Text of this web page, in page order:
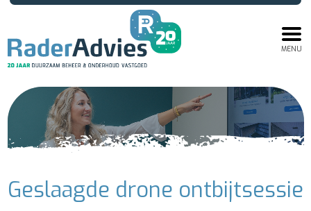
MENU
Geslaagde drone ontbijtsessie